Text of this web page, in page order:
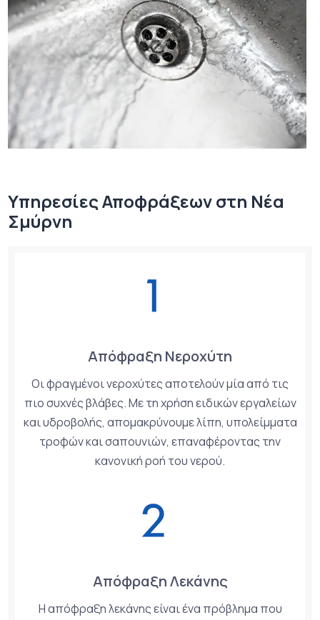
Υπηρεσίες Αποφράξεων στη Νέα
Σμύρνη
Απόφραξη Νεροχύτη
Οι φραγμένοι νεροχύτες αποτελούν μία από τις
πιο συχνές βλάβες. Με τη χρήση ειδικών εργαλείων
και υδροβολής, απομακρύνουμε λίπη, υπολείμματα
τροφών και σαπουνιών, επαναφέροντας την
κανονική ροή του νερού.
Απόφραξη Λεκάνης
Η απόφραξη λεκάνης είναι ένα πρόβλημα που